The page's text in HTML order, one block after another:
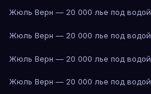
Жюль Верн — 20 000 лье под водой
Жюль Верн — 20 000 лье под водой
Жюль Верн — 20 000 лье под водой
Жюль Верн — 20 000 лье под водой